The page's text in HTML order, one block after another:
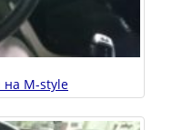
на М-style